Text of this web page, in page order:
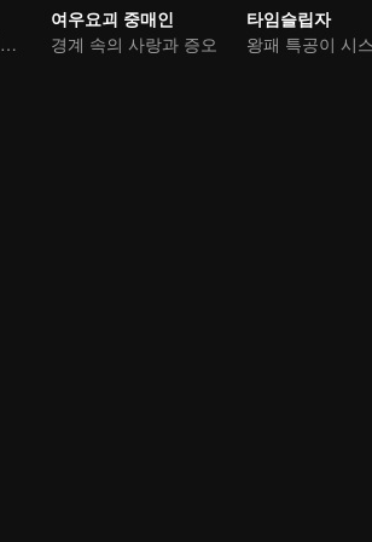
신계의 폐품이 요괴와 마물을 처단한다
여우요괴 중매인
경계 속의 사랑과 증오
타임슬립자